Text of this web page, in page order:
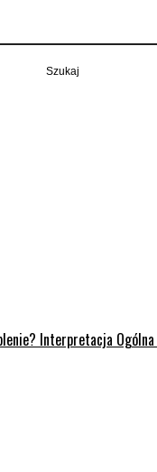
Interpretacja Ogólna